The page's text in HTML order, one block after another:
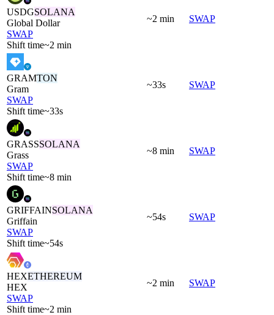
USDGSOLANA
Global Dollar
SWAP
Shift time~2 min
~2 min SWAP
GRAMTON
Gram
SWAP
Shift time~33s
~33s SWAP
GRASSSOLANA
Grass
SWAP
Shift time~8 min
~8 min SWAP
GRIFFAINSOLANA
Griffain
SWAP
Shift time~54s
~54s SWAP
HEXETHEREUM
HEX
SWAP
Shift time~2 min
~2 min SWAP